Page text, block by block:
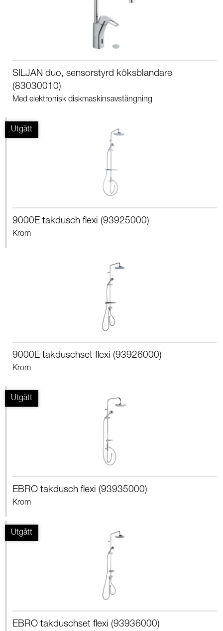
SILJAN duo, sensorstyrd köksblandare
(83030010)
Med elektronisk diskmaskinsavstängning
9000E takdusch flexi (93925000)
Krom
9000E takduschset flexi (93926000)
Krom
EBRO takdusch flexi (93935000)
Krom
EBRO takduschset flexi (93936000)